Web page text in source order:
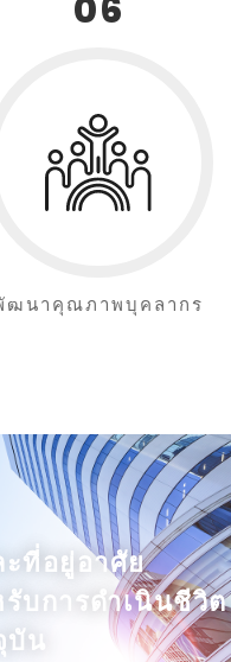
06
ฒนาคุณภาพบุคลากร
ที่อยู่อาศัย
บการดำเนินชีวิต
น